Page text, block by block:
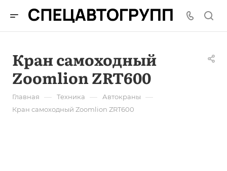
Кран самоходный
Zoomlion ZRT600
Главная — Техника — Автокраны —
Кран самоходный Zoomlion ZRT600